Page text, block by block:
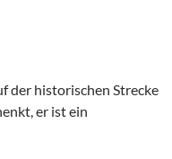
der historischen Strecke
er ist ein